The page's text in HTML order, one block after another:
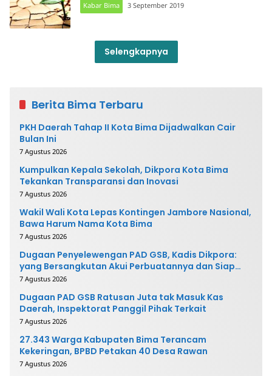
Kabar Bima 3 September 2019
Selengkapnya
Berita Bima Terbaru
PKH Daerah Tahap II Kota Bima Dijadwalkan Cair
Bulan Ini
7 Agustus 2026
Kumpulkan Kepala Sekolah, Dikpora Kota Bima
Tekankan Transparansi dan Inovasi
7 Agustus 2026
Wakil Wali Kota Lepas Kontingen Jambore Nasional,
Bawa Harum Nama Kota Bima
7 Agustus 2026
Dugaan Penyelewengan PAD GSB, Kadis Dikpora:
yang Bersangkutan Akui Perbuatannya dan Siap
Mengembalikan Uang
7 Agustus 2026
Dugaan PAD GSB Ratusan Juta tak Masuk Kas
Daerah, Inspektorat Panggil Pihak Terkait
7 Agustus 2026
27.343 Warga Kabupaten Bima Terancam
Kekeringan, BPBD Petakan 40 Desa Rawan
7 Agustus 2026